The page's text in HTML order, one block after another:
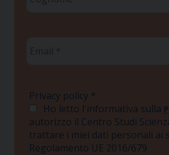
Privacy policy *
Ho letto l'informativa sulla
autorizzo il Centro Studi
trattare i miei dati personali ai
Regolamento UE 2016/679